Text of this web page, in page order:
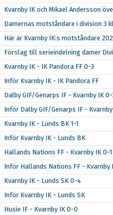
Kvarnby IK och Mikael Andersson
Damernas motståndare i division 3
Här är Kvarnby IK:s motståndare
Förslag till serieindelning damer
Kvarnby IK - IK Pandora FF 0-3
Inför Kvarnby IK - IK Pandora FF
Dalby GIF/Genarps IF - Kvarnby IK 0-
Inför Dalby GIF/Genarps IF -
Kvarnby IK - Lunds BK 1-1
Inför Kvarnby IK - Lunds BK
Hallands Nations FF - Kvarnby IK 0-1
Inför Hallands Nations FF - Kvarnby
Kvarnby IK - Lunds SK 0-4
Inför Kvarnby IK - Lunds SK
Husie IF - Kvarnby IK 0-0